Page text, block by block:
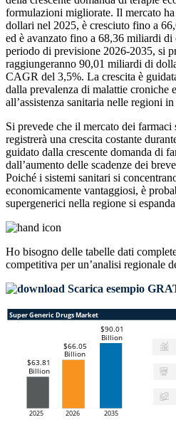
formulazioni migliorate. Il mercato
dollari nel 2025, è cresciuto fino a
ed è avanzato fino a 68,36 miliardi
periodo di previsione 2026-2035, si
raggiungeranno 90,01 miliardi di
CAGR del 3,5%. La crescita è
dalla prevalenza di malattie croniche
all’assistenza sanitaria nelle regioni
Si prevede che il mercato dei
registrerà una crescita costante
guidato dalla crescente domanda di
dall’aumento delle scadenze dei
Poiché i sistemi sanitari si
economicamente vantaggiosi, è
supergenerici nella regione si
Ho bisogno delle tabelle dati
competitiva per un’analisi regionale
Scarica esempio